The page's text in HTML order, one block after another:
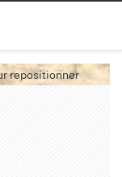
repositionner